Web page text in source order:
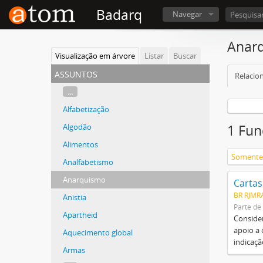
Badarq Navegar
Visualização em árvore Listar Buscar
assuntos
...
Alfabetização
Algodão
Alimentos
Analfabetismo
Anarquismo
Anistia
Apartheid
Aquecimento global
Armas
1
BR
Parte de
apoio a